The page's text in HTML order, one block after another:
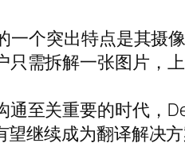
一个突出特点是其摄
只需拆解一张图片，
通至关重要的时代，
望继续成为翻译解决